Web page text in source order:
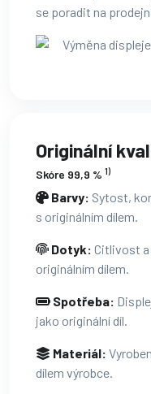
se poradit na
Originální
Skóre 99,9 % 1)
Barvy: Sytost,
s originálním dílem.
Dotyk: Citlivost
originálním dílem.
Spotřeba:
jako originální díl.
Materiál:
dílem výrobce.